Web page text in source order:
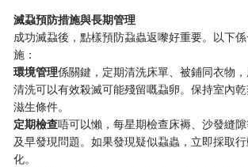
​滅蝨預防措施與長期管理​
成功滅蝨後，點樣預防蝨蟲返嚟好重要。以下
施：
​環境管理​係關鍵，定期清洗床單、被鋪同衣物，
清洗可以有效殺滅可能殘留嘅蝨卵。保持室內
滋生條件。
​定期檢查​唔可以懶，每星期檢查床褥、沙發縫隙
及早發現問題。如果發現疑似蝨蟲，立即採取
化。